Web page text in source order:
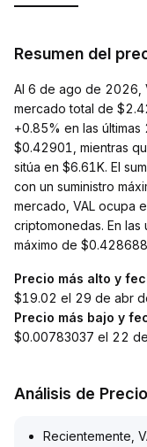
Resumen del
Al 6 de ago de 2026,
mercado total de
+0.85% en las
$0.42901, mientras
sitúa en $6.61K. El
con un suministro
mercado, VAL ocupa
criptomonedas. En las
máximo de
Precio más alto y
$19.02 el 29 de abr
Precio más bajo y
$0.00783037 el 22
Análisis de
Recientemente,